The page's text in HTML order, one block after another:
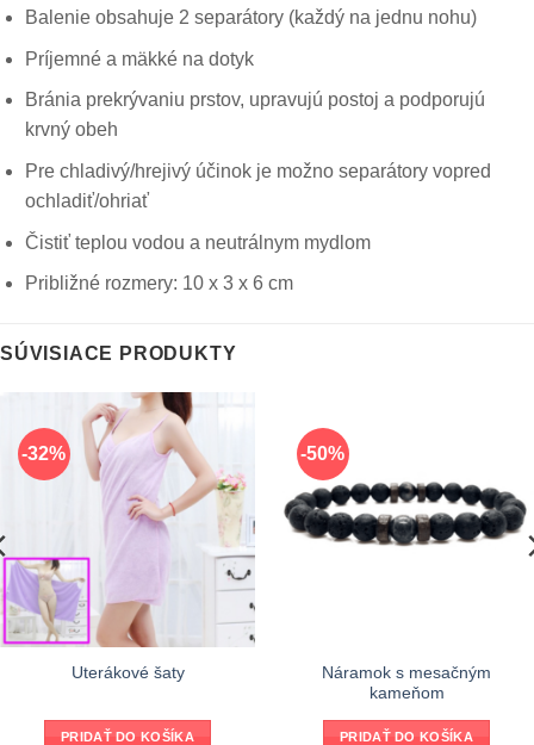
Balenie obsahuje 2 separátory (každý na jednu nohu)
Príjemné a mäkké na dotyk
Bránia prekrývaniu prstov, upravujú postoj a podporujú
krvný obeh
Pre chladivý/hrejivý účinok je možno separátory vopred
ochladiť/ohriať
Čistiť teplou vodou a neutrálnym mydlom
Približné rozmery: 10 x 3 x 6 cm
SÚVISIACE PRODUKTY
-32%
Uterákové šaty
PRIDAŤ DO KOŠÍKA
-50%
Náramok s mesačným
kameňom
PRIDAŤ DO KOŠÍKA